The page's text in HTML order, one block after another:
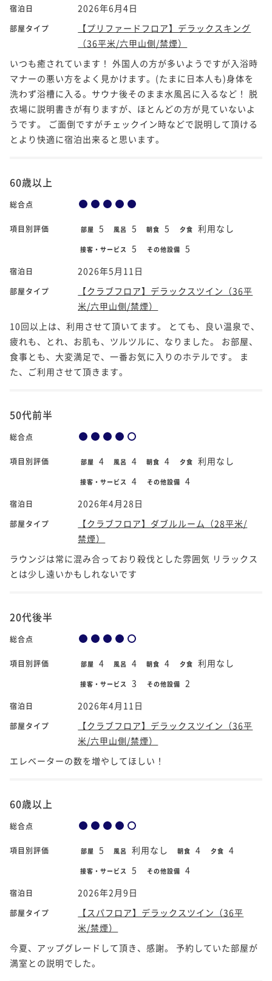
宿泊日 2026年6月4日
部屋タイプ
【プリファードフロア】デラックスキング
（36平米/六甲山側/禁煙）
いつも癒されています！ 外国人の方が多いようですが入浴時
マナーの悪い方をよく見かけます。(たまに日本人も)身体を
洗わず浴槽に入る。サウナ後そのまま水風呂に入るなど！ 脱
衣場に説明書きが有りますが、ほとんどの方が見ていないよ
うです。 ご面倒ですがチェックイン時などで説明して頂ける
とより快適に宿泊出来ると思います。
60歳以上
総合点
項目別評価 部屋 5 風呂 5 朝食 5 夕食 利用なし
接客・サービス 5 その他設備 5
宿泊日 2026年5月11日
部屋タイプ
【クラブフロア】デラックスツイン（36平
米/六甲山側/禁煙）
10回以上は、利用させて頂いてます。 とても、良い温泉で、
疲れも、とれ、お肌も、ツルツルに、なりました。 お部屋、
食事とも、大変満足で、一番お気に入りのホテルです。 ま
た、ご利用させて頂きます。
50代前半
総合点
項目別評価 部屋 4 風呂 4 朝食 4 夕食 利用なし
接客・サービス 4 その他設備 4
宿泊日 2026年4月28日
部屋タイプ
【クラブフロア】ダブルルーム（28平米/
禁煙）
ラウンジは常に混み合っており殺伐とした雰囲気 リラックス
とは少し遠いかもしれないです
20代後半
総合点
項目別評価 部屋 4 風呂 4 朝食 4 夕食 利用なし
接客・サービス 3 その他設備 2
宿泊日 2026年4月11日
部屋タイプ
【クラブフロア】デラックスツイン（36平
米/六甲山側/禁煙）
エレベーターの数を増やしてほしい！
60歳以上
総合点
項目別評価 部屋 5 風呂 利用なし 朝食 4 夕食 4
接客・サービス 5 その他設備 4
宿泊日 2026年2月9日
部屋タイプ
【スパフロア】デラックスツイン（36平
米/禁煙）
今夏、アップグレードして頂き、感謝。 予約していた部屋が
満室との説明でした。